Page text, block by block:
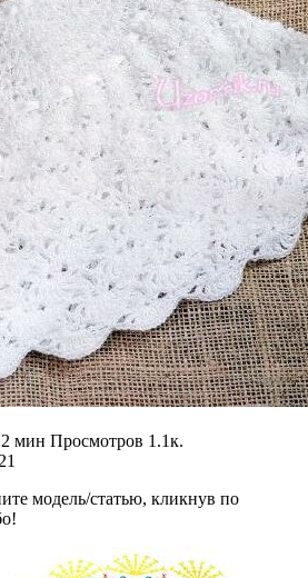
2 мин Просмотров 1.1к.
модель/статью, кликнув по